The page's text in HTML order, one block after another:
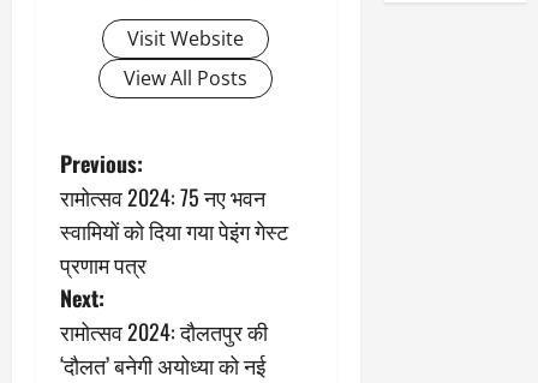
Visit Website
View All Posts
P
o
s
t
n
Previous:
रामोत्सव 2024: 75 नए भवन
स्वामियों को दिया गया पेइंग गेस्ट
प्रणाम पत्र
Next:
रामोत्सव 2024: दौलतपुर की
‘दौलत’ बनेगी अयोध्या को नई